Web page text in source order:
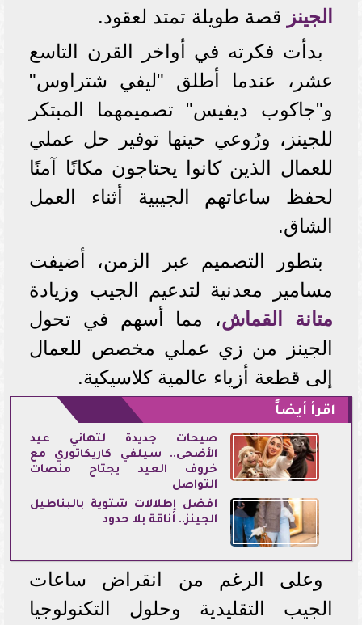
الجينز قصة طويلة تمتد لعقود.
بدأت فكرته في أواخر القرن التاسع
عشر، عندما أطلق "ليفي شتراوس"
و"جاكوب ديفيس" تصميمهما المبتكر
للجينز، ورُوعي حينها توفير حل عملي
للعمال الذين كانوا يحتاجون مكانًا آمنًا
لحفظ ساعاتهم الجيبية أثناء العمل
الشاق.
بتطور التصميم عبر الزمن، أضيفت
مسامير معدنية لتدعيم الجيب وزيادة
متانة القماش، مما أسهم في تحول
الجينز من زي عملي مخصص للعمال
إلى قطعة أزياء عالمية كلاسيكية.
اقرأ أيضاً
صيحات جديدة لتهاني عيد
الأضحى.. سيلفي كاريكاتوري مع
خروف العيد يجتاح منصات
التواصل
أفضل إطلالات شتوية بالبناطيل
الجينز.. أناقة بلا حدود
وعلى الرغم من انقراض ساعات
الجيب التقليدية وحلول التكنولوجيا